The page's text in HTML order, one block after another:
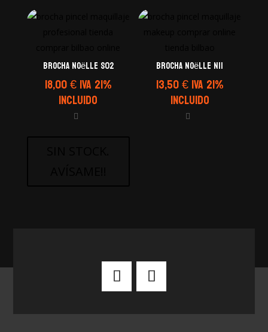
Brocha Noëlle S02
18,00€IVA 21%
Incluido
Brocha Noëlle N11
13,50€IVA 21%
Incluido